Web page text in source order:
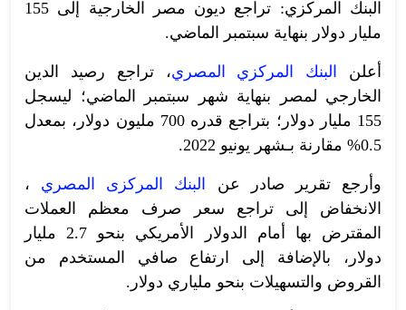
البنك المركزي: تراجع ديون مصر الخارجية إلى 155
مليار دولار بنهاية سبتمبر الماضي.
أعلن البنك المركزي المصري، تراجع رصيد الدين
الخارجي لمصر بنهاية شهر سبتمبر الماضي؛ ليسجل
155 مليار دولار؛ بتراجع قدره 700 مليون دولار، بمعدل
0.5% مقارنة بـشهر يونيو 2022.
وأرجع تقرير صادر عن البنك المركزى المصري ،
الانخفاض إلى تراجع سعر صرف معظم العملات
المقترض بها أمام الدولار الأمريكي بنحو 2.7 مليار
دولار، بالإضافة إلى ارتفاع صافي المستخدم من
القروض والتسهيلات بنحو ملياري دولار.